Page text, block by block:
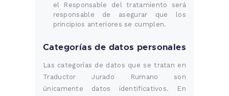
el Responsable del tratamiento será
responsable de asegurar que los
principios anteriores se cumplen.
Categorías de datos personales
Las categorías de datos que se tratan en
Traductor Jurado Rumano son
únicamente datos identificativos. En